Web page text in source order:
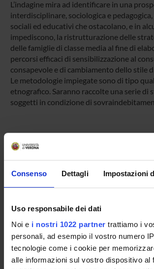
Consenso Dettagli Impostazioni
Uso responsabile dei dati
Noi e i nostri 1022 partner trattiamo i
personali, ad esempio il vostro numero
tecnologie come i cookie per
alle informazioni sul vostro dispositivo al
L’indagine mira ad identificare in una
interdisciplinare, sociologica e
sociali ed educativi che ostacolano, e in
impediscono, la ristrutturazione delle
delle famiglie di classe media al fine di
percorsi efficaci di sensibilizzazione al
consapevole e di cambiamento dello stile
Le metodologie impiegate sono di tipo
etnografico. Saranno raccolte una serie di
soggetti in condizione di
PARTECIPANTI AL PROGETTO
Professore associato
Professore associato
AREE DI RICERCA COINVOLTE DAL
Società inclusive e pratiche di